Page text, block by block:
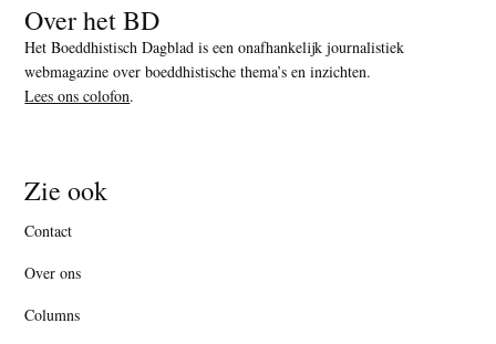
Over het BD
Het Boeddhistisch Dagblad is een onafhankelijk journalistiek
webmagazine over boeddhistische thema’s en inzichten.
Lees ons colofon.
Zie ook
Contact
Over ons
Columns